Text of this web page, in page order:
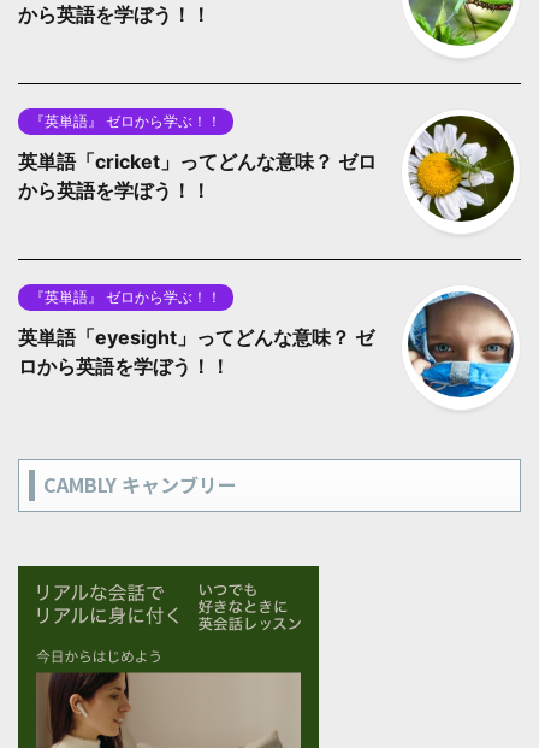
から英語を学ぼう！！
『英単語』 ゼロから学ぶ！！
英単語「cricket」ってどんな意味？ ゼロ
から英語を学ぼう！！
『英単語』 ゼロから学ぶ！！
英単語「eyesight」ってどんな意味？ ゼ
ロから英語を学ぼう！！
CAMBLY キャンブリー